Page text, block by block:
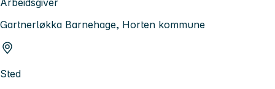
Arbeidsgiver
Gartnerløkka Barnehage, Horten kommune
Sted